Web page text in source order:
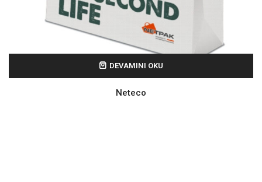
DEVAMINI OKU
Neteco